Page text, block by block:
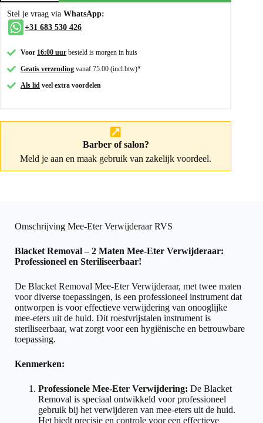
Stel je vraag via WhatsApp:
+31 683 530 426
Voor 16:00 uur besteld is morgen in huis
Gratis verzending vanaf 75.00 (incl.btw)*
Als lid veel extra voordelen
Barber of salon?
Meld je aan en maak gebruik van zakelijk voordeel.
Omschrijving Mee-Eter Verwijderaar RVS
Blacket Removal – 2 Maten Mee-Eter Verwijderaar:
Professioneel en Steriliseerbaar!
De Blacket Removal Mee-Eter Verwijderaar, met twee maten
voor diverse toepassingen, is een professioneel instrument dat
ontworpen is voor effectieve verwijdering van onooglijke
mee-eters uit de huid. Dit roestvrijstalen instrument is
steriliseerbaar, wat zorgt voor een hygiënische en betrouwbare
toepassing.
Kenmerken:
Professionele Mee-Eter Verwijdering: De Blacket
Removal is speciaal ontwikkeld voor professioneel
gebruik bij het verwijderen van mee-eters uit de huid.
Het biedt precisie en controle voor een effectieve